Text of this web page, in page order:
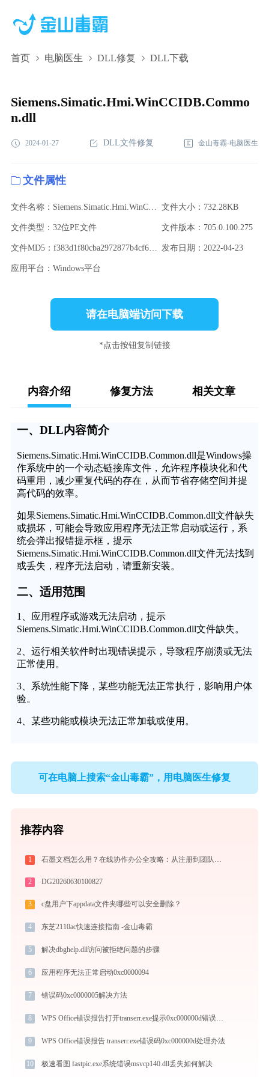
首页 电脑医生 DLL修复 DLL下载
Siemens.Simatic.Hmi.WinCCIDB.Commo
n.dll
2024-01-27 DLL文件修复 金山毒霸-电脑医生
文件属性
文件名称：Siemens.Simatic.Hmi.WinCCIDB.Common.dll 文件大小：732.28KB
文件类型：32位PE文件 文件版本：705.0.100.275
文件MD5：f383d1f80cba2972877b4cf6bf503d0d 发布日期：2022-04-23
应用平台：Windows平台
请在电脑端访问下载
*点击按钮复制链接
内容介绍 修复方法 相关文章
一、DLL内容简介
Siemens.Simatic.Hmi.WinCCIDB.Common.dll是Windows操
作系统中的一个动态链接库文件，允许程序模块化和代
码重用，减少重复代码的存在，从而节省存储空间并提
高代码的效率。
如果Siemens.Simatic.Hmi.WinCCIDB.Common.dll文件缺失
或损坏，可能会导致应用程序无法正常启动或运行，系
统会弹出报错提示框，提示
Siemens.Simatic.Hmi.WinCCIDB.Common.dll文件无法找到
或丢失，程序无法启动，请重新安装。
二、适用范围
1、应用程序或游戏无法启动，提示
Siemens.Simatic.Hmi.WinCCIDB.Common.dll文件缺失。
2、运行相关软件时出现错误提示，导致程序崩溃或无法
正常使用。
3、系统性能下降，某些功能无法正常执行，影响用户体
验。
4、某些功能或模块无法正常加载或使用。
可在电脑上搜索“金山毒霸”，用电脑医生修复
推荐内容
1 石墨文档怎么用？在线协作办公全攻略：从注册到团队高效协同
2 DG20260630100827
3 c盘用户下appdata文件夹哪些可以安全删除？
4 东芝2110ac快速连接指南 -金山毒霸
5 解决dbghelp.dll访问被拒绝问题的步骤
6 应用程序无法正常启动0xc0000094
7 错误码0xc0000005解决方法
8 WPS Office错误报告打开transerr.exe提示0xc000000d错误码怎么办
9 WPS Office错误报告 transerr.exe错误码0xc000000d处理办法
10 极速看图 fastpic.exe系统错误msvcp140.dll丢失如何解决